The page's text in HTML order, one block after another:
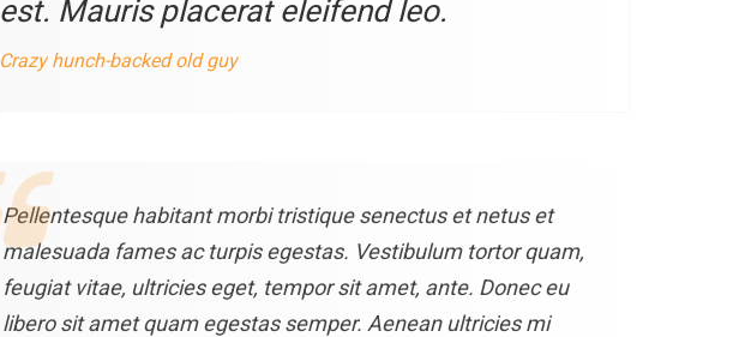
est. Mauris placerat eleifend leo.
Crazy hunch-backed old guy
Pellentesque habitant morbi tristique senectus et netus et
malesuada fames ac turpis egestas. Vestibulum tortor quam,
feugiat vitae, ultricies eget, tempor sit amet, ante. Donec eu
libero sit amet quam egestas semper. Aenean ultricies mi